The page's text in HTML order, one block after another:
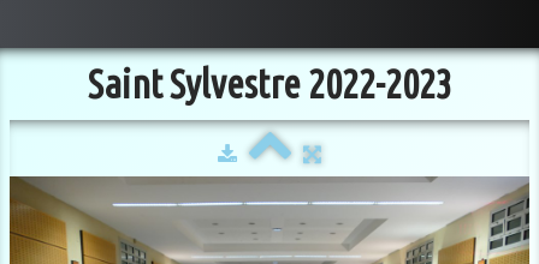
Saint Sylvestre 2022-2023